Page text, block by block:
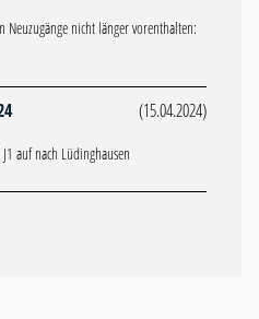
nicht länger vorenthalten:
(15.04.2024)
auf nach Lüdinghausen